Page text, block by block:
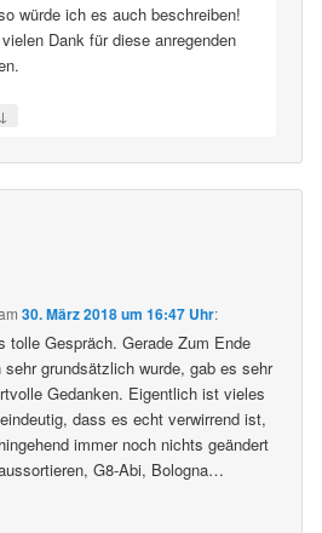
würde ich es auch beschreiben!
Dank für diese anregenden
↓
30. März 2018 um 16:47 Uhr:
tolle Gespräch. Gerade Zum Ende
grundsätzlich wurde, gab es sehr
Gedanken. Eigentlich ist vieles
dass es echt verwirrend ist,
immer noch nichts geändert
G8-Abi, Bologna…